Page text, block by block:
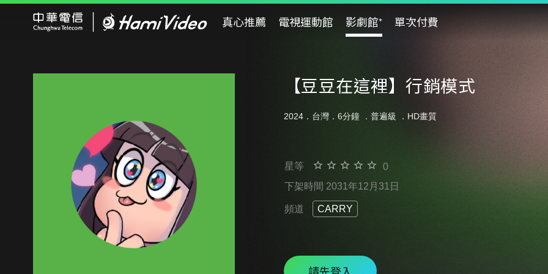
真心推薦 電視運動館 影劇館⁺ 單次付費
【豆豆在這裡】行銷模式
2024．台灣．6分鐘 ． 普遍級 ．HD畫質
星等
0
下架時間 2031年12月31日
頻道 CARRY